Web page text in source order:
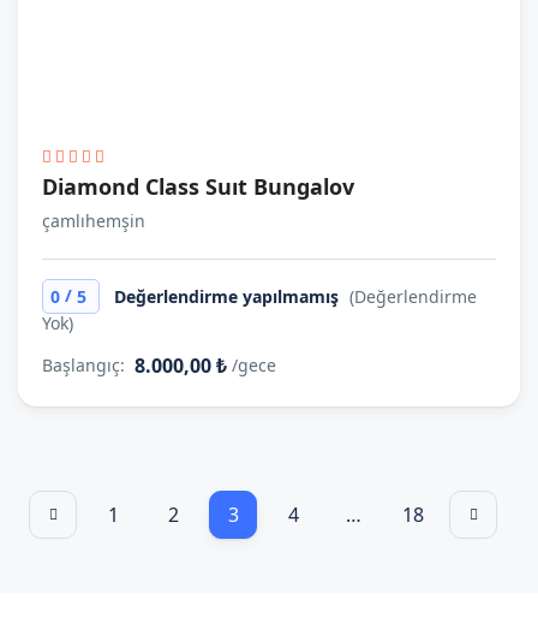
Diamond Class Suıt Bungalov
çamlıhemşin
0 / 5 Değerlendirme yapılmamış (Değerlendirme
Yok)
Başlangıç: 8.000,00 ₺ /gece
1 2 3 4 … 18